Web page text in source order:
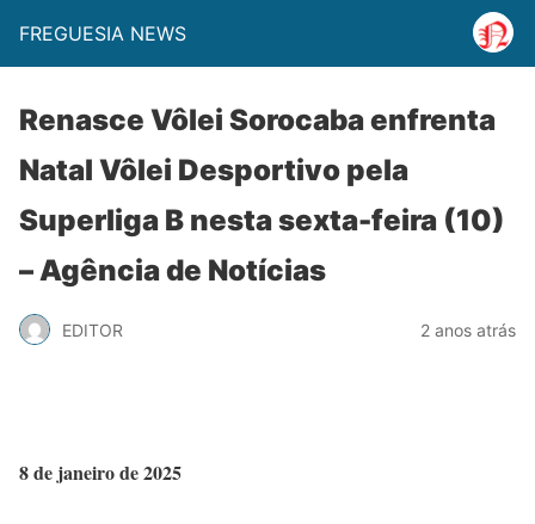
FREGUESIA NEWS
Renasce Vôlei Sorocaba enfrenta
Natal Vôlei Desportivo pela
Superliga B nesta sexta-feira (10)
– Agência de Notícias
EDITOR 2 anos atrás
8 de janeiro de 2025